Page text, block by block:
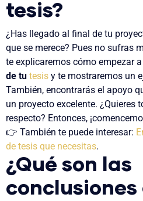
tesis?
¿Has llegado al final de tu
que se merece? Pues no sufras
te explicaremos cómo empezar
de tu tesis y te mostraremos un
También, encontrarás el apoyo
un proyecto excelente. ¿Quieres
respecto? Entonces,
👉 También te puede interesar:
de tesis que necesitas.
¿Qué son las
conclusiones